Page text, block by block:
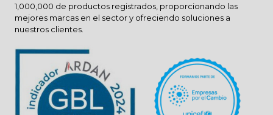
1,000,000 de productos registrados, proporcionando las
mejores marcas en el sector y ofreciendo soluciones a
nuestros clientes.